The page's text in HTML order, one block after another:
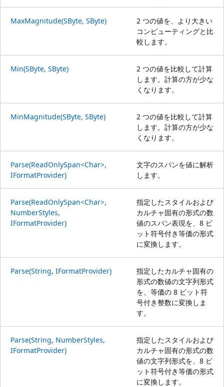
MaxMagnitude(SByte, SByte)
2 つの値を、より大きい
コンピューティングと比
較します。
Min(SByte, SByte)
2 つの値を比較して計算
します。計算の方が少な
くなります。
MinMagnitude(SByte, SByte)
2 つの値を比較して計算
します。計算の方が少な
くなります。
Parse(ReadOnlySpan<Char>,
IFormatProvider)
文字のスパンを値に解析
します。
Parse(ReadOnlySpan<Char>,
NumberStyles,
IFormatProvider)
指定したスタイルおよび
カルチャ固有の形式の数
値のスパン表現を、8 ビ
ット符号付き等価の形式
に変換します。
Parse(String, IFormatProvider)
指定したカルチャ固有の
形式の数値の文字列形式
を、等価の 8 ビット符
号付き整数に変換しま
す。
Parse(String, NumberStyles,
IFormatProvider)
指定したスタイルおよび
カルチャ固有の形式の数
値の文字列形式を、8 ビ
ット符号付き等価の形式
に変換します。